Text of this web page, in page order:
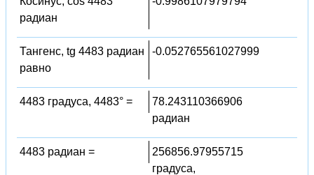
радиан
Тангенс, tg 4483 радиан
равно
-0.052765561027999
4483 градуса, 4483° =
78.243110366906
радиан
4483 радиан =
256856.97955715
градуса,